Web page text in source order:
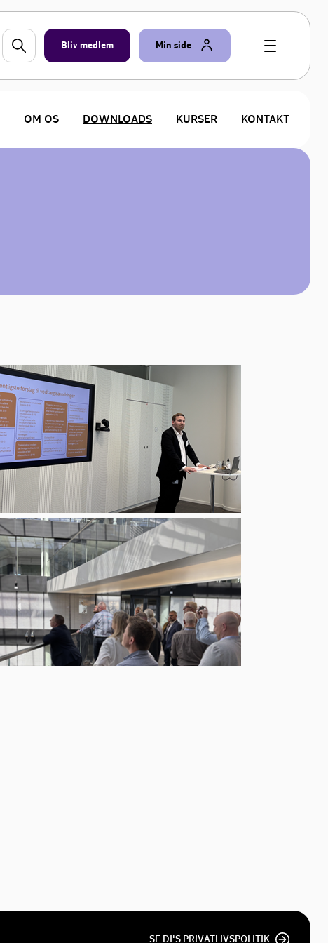
Bliv medlem Min side
OM OS DOWNLOADS KURSER KONTAKT
SE DI'S PRIVATLIVSPOLITIK